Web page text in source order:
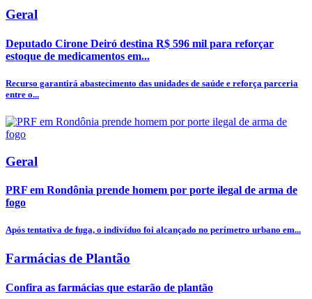
Geral
Deputado Cirone Deiró destina R$ 596 mil para reforçar
estoque de medicamentos em...
Recurso garantirá abastecimento das unidades de saúde e reforça parceria
entre o...
Geral
PRF em Rondônia prende homem por porte ilegal de arma de
fogo
Após tentativa de fuga, o indivíduo foi alcançado no perímetro urbano em...
Farmácias de Plantão
Confira as farmácias que estarão de plantão